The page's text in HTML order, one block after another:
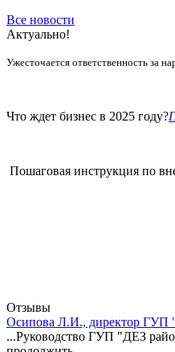
Все новости
Актуально!
Ужесточается ответственность за
Что ждет бизнес в 2025 году?
Пошаговая инструкция по
Отзывы
Осипова Л.И., директор
...Руководство ГУП "ДЕЗ